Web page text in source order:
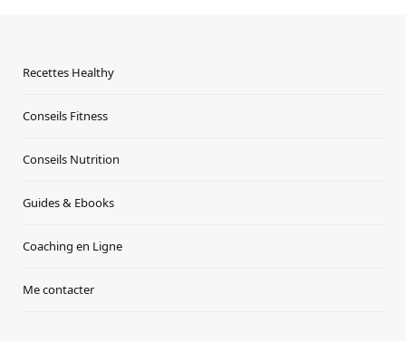
Recettes Healthy
Conseils Fitness
Conseils Nutrition
Guides & Ebooks
Coaching en Ligne
Me contacter